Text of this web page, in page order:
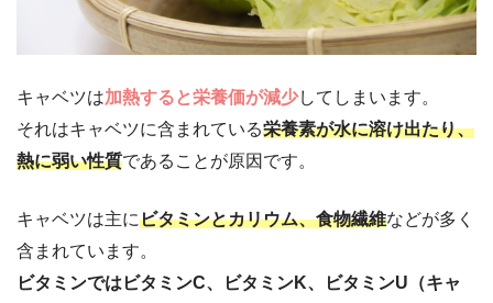
キャベツは加熱すると栄養価が減少してしまいます。
それはキャベツに含まれている栄養素が水に溶け出たり、
熱に弱い性質であることが原因です。
キャベツは主にビタミンとカリウム、食物繊維などが多く
含まれています。
ビタミンではビタミンC、ビタミンK、ビタミンU（キャ